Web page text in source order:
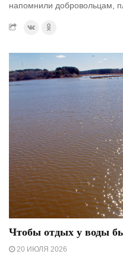
напомнили добровольцам,
Чтобы отдых у воды
20 ИЮЛЯ 2026